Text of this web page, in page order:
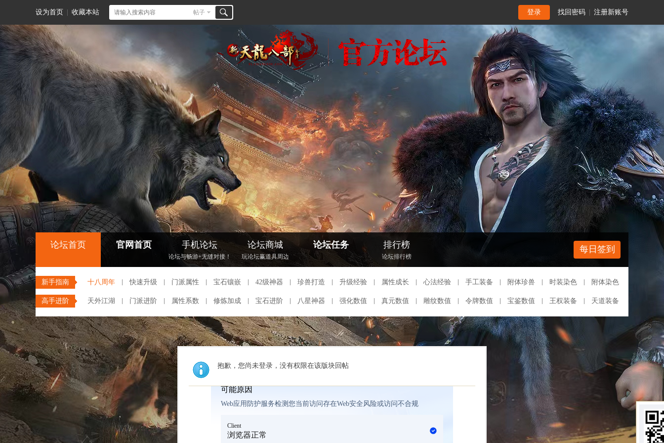
设为首页 收藏本站 帖子 登录 找回密码 注册新账号
论坛首页 官网首页 手机论坛
论坛与畅游+无缝对接！
论坛商城
玩论坛赢道具周边
论坛任务 每日签到
排行榜
论坛排行榜
新手指南 十八周年 快速升级 门派属性 宝石镶嵌 42级神器 珍兽打造 升级经验 属性成长 心法经验 手工装备 附体珍兽 时装染色 附体染色
高手进阶 天外江湖 门派进阶 属性系数 修炼加成 宝石进阶 八星神器 强化数值 真元数值 雕纹数值 令牌数值 宝鉴数值 王权装备 天道装备
抱歉，您尚未登录，没有权限在该版块回帖